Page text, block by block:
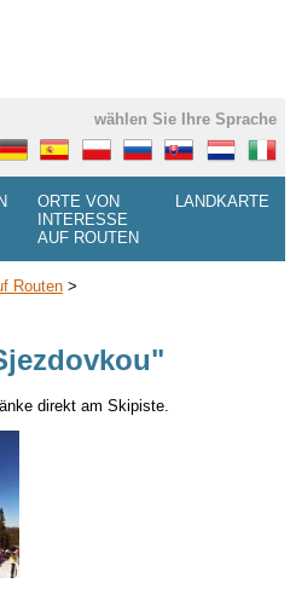
wählen Sie Ihre Sprache
ORTE VON
INTERESSE
AUF ROUTEN
LANDKARTE
Routen>
direkt am Skipiste.